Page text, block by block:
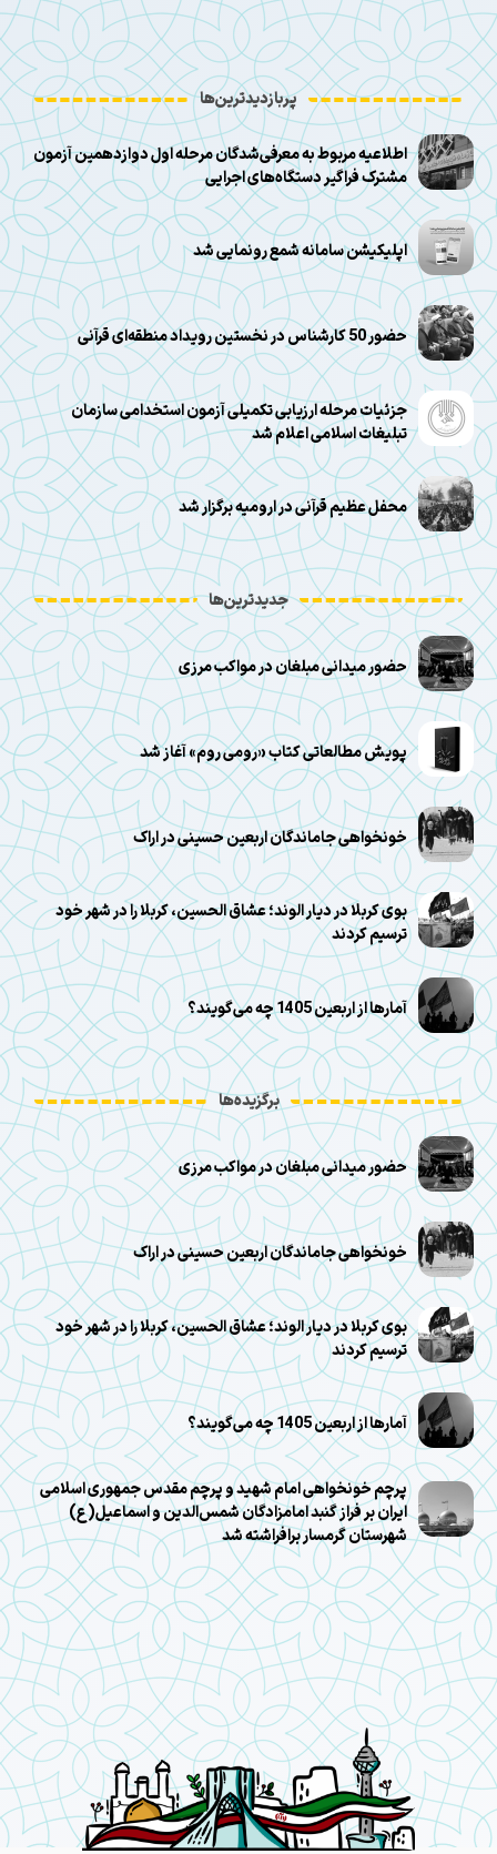
پربازدیدترین‌ها
اطلاعیه مربوط به معرفی‌شدگان مرحله اول دوازدهمین آزمون
مشترک فراگیر دستگاه‌های اجرایی
اپلیکیشن سامانه شمع رونمایی شد
حضور 50 کارشناس در نخستین رویداد منطقه‌ای قرآنی
جزئیات مرحله ارزیابی تکمیلی آزمون استخدامی سازمان
تبلیغات اسلامی اعلام شد
محفل عظیم قرآنی در ارومیه برگزار شد
جدیدترین‌ها
حضور میدانی مبلغان در مواکب مرزی
پویش مطالعاتی کتاب «رومی روم» آغاز شد
خونخواهی جاماندگان اربعین حسینی در اراک
بوی کربلا در دیار الوند؛ عشاق الحسین، کربلا را در شهر خود
ترسیم کردند
آمارها از اربعین 1405 چه می‌گویند؟
برگزیده‌ها
حضور میدانی مبلغان در مواکب مرزی
خونخواهی جاماندگان اربعین حسینی در اراک
بوی کربلا در دیار الوند؛ عشاق الحسین، کربلا را در شهر خود
ترسیم کردند
آمارها از اربعین 1405 چه می‌گویند؟
پرچم خونخواهی امام شهید و پرچم مقدس جمهوری اسلامی
ایران بر فراز گنبد امامزادگان شمس‌الدین و اسماعیل(ع)
شهرستان گرمسار برافراشته شد